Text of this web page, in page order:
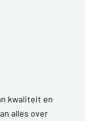
kwaliteit en
alles over